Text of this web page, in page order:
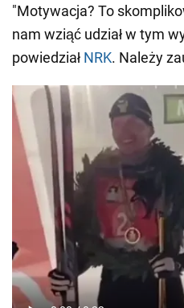
"Motywacja? To
nam wziąć udział w tym
powiedział NRK. Należy